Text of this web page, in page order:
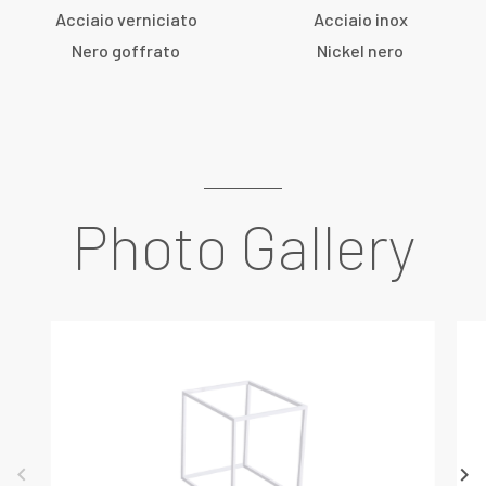
Acciaio verniciato
Nero goffrato
Acciaio inox
Nickel nero
Photo Gallery
keyboard_arrow_left keyboard_arrow_right